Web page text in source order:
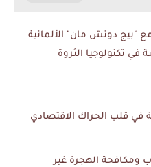
"بيج دوتش مان" الألمانية
تكنولوجيا الثروة
في قلب الحراك الاقتصادي
ومكافحة الهجرة غير